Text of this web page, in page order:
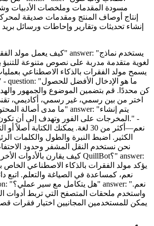
لغوية متقدمة مدربة على نصوص متنوعة للتنبؤ
المخرجات على الفور وتهدف إلى أن